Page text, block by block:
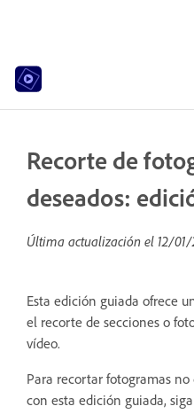
Recorte de
deseados:
Última actualización el 12/
Esta edición guiada ofrece
el recorte de secciones o
vídeo.
Para recortar fotogramas no
con esta edición guiada,